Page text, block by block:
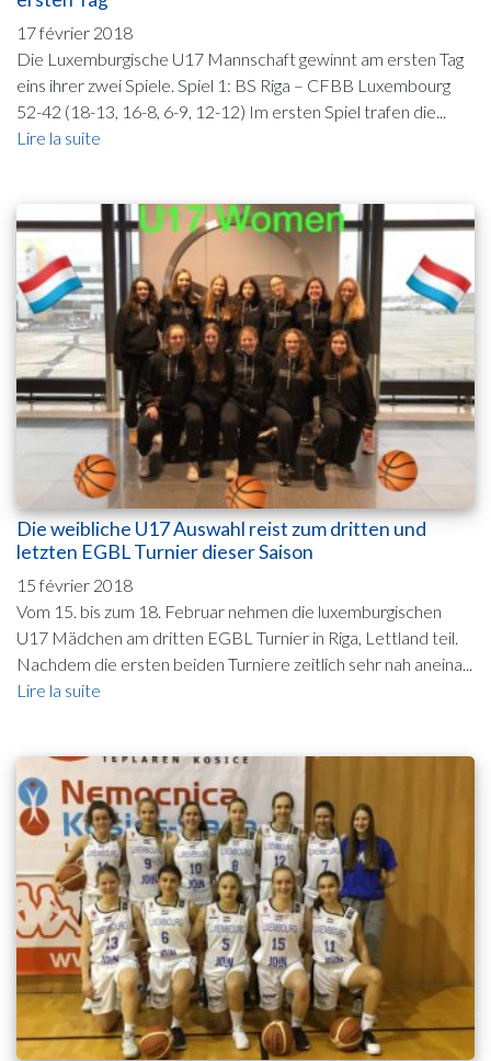
17 février 2018
Die Luxemburgische U17 Mannschaft gewinnt am ersten Tag
eins ihrer zwei Spiele. Spiel 1: BS Riga – CFBB Luxembourg
52-42 (18-13, 16-8, 6-9, 12-12) Im ersten Spiel trafen die...
Lire la suite
Die weibliche U17 Auswahl reist zum dritten und
letzten EGBL Turnier dieser Saison
15 février 2018
Vom 15. bis zum 18. Februar nehmen die luxemburgischen
U17 Mädchen am dritten EGBL Turnier in Riga, Lettland teil.
Nachdem die ersten beiden Turniere zeitlich sehr nah aneina...
Lire la suite